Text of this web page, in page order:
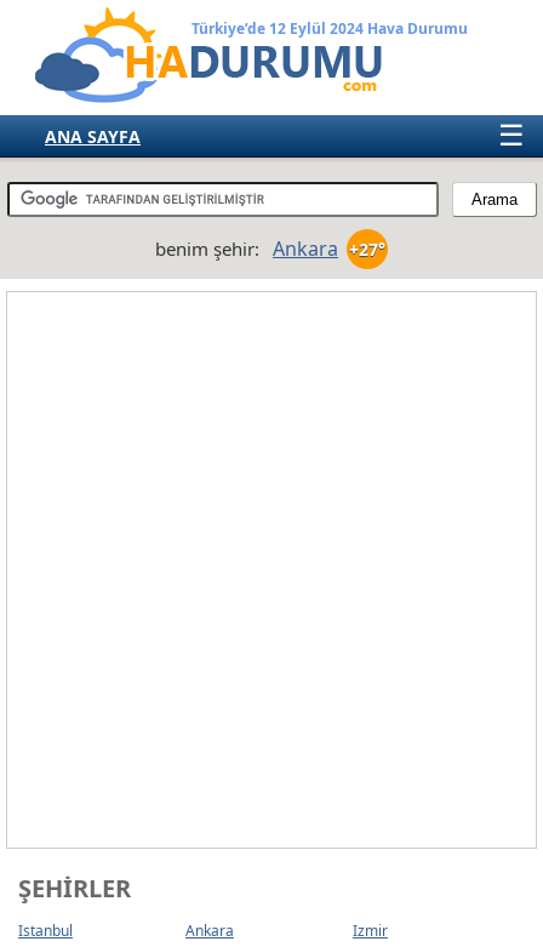
Türkiye’de 12 Eylül 2024 Hava Durumu
☰
ANA SAYFA
TÜRKİYE
AVRUPA
benim şehir: Ankara +27°
ŞEHIRLER
Istanbul Ankara
Izmir